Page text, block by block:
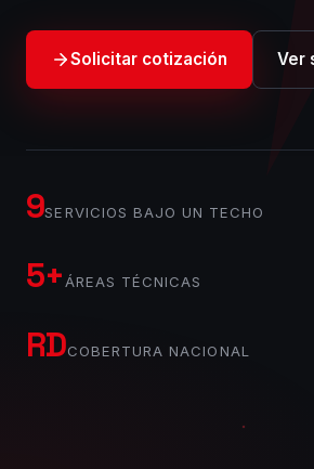
Solicitar cotización Ver
9SERVICIOS BAJO UN TECHO
5+ ÁREAS TÉCNICAS
RDCOBERTURA NACIONAL